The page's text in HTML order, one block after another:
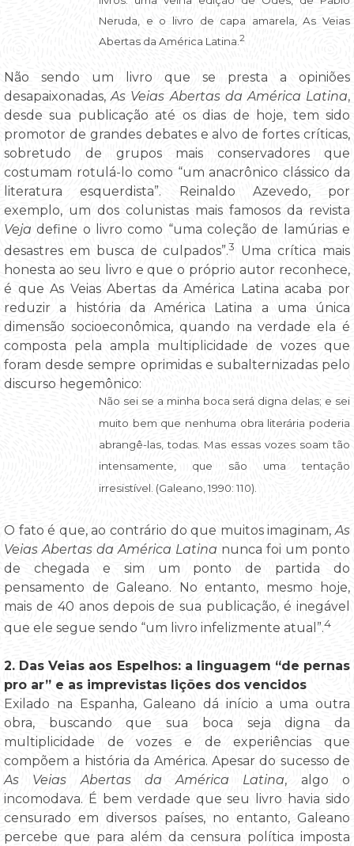
Neruda, e o livro de capa amarela, As Veias
Abertas da América Latina. 2
Não sendo um livro que se presta a opiniões
desapaixonadas,As Veias Abertas da América Latina,
desde sua publicação até os dias de hoje, tem sido
promotor de grandes debates e alvo de fortes críticas,
sobretudo de grupos mais conservadores que
costumam rotulá-lo como “um anacrônico clássico da
literatura esquerdista”. Reinaldo Azevedo, por
exemplo, um dos colunistas mais famosos da revista
Veja define o livro como “uma coleção de lamúrias e
desastres em busca de culpados”.3
Uma crítica mais
honesta ao seu livro e que o próprio autor reconhece,
é que As Veias Abertas da América Latina acaba por
reduzir a história da América Latina a uma única
dimensão socioeconômica, quando na verdade ela é
composta pela ampla multiplicidade de vozes que
foram desde sempre oprimidas e subalternizadas pelo
discurso hegemônico:
Não sei se a minha boca será digna delas; e sei
muito bem que nenhuma obra literária poderia
abrangê-las, todas. Mas essas vozes soam tão
intensamente, que são uma tentação
irresistível. (Galeano, 1990: 110).
O fato é que, ao contrário do que muitos imaginam,As
Veias Abertas da América Latina nunca foi um ponto
de chegada e sim um ponto de partida do
pensamento de Galeano. No entanto, mesmo hoje,
mais de 40 anos depois de sua publicação, é inegável
que ele segue sendo “um livro infelizmente atual”.4
2. Das Veias aos Espelhos: a linguagem “de pernas
pro ar” e as imprevistas lições dos vencidos
Exilado na Espanha, Galeano dá início a uma outra
obra, buscando que sua boca seja digna da
multiplicidade de vozes e de experiências que
compõem a história da América. Apesar do sucesso de
As Veias Abertas da América Latina, algo o
incomodava. É bem verdade que seu livro havia sido
censurado em diversos países, no entanto, Galeano
percebe que para além da censura política imposta